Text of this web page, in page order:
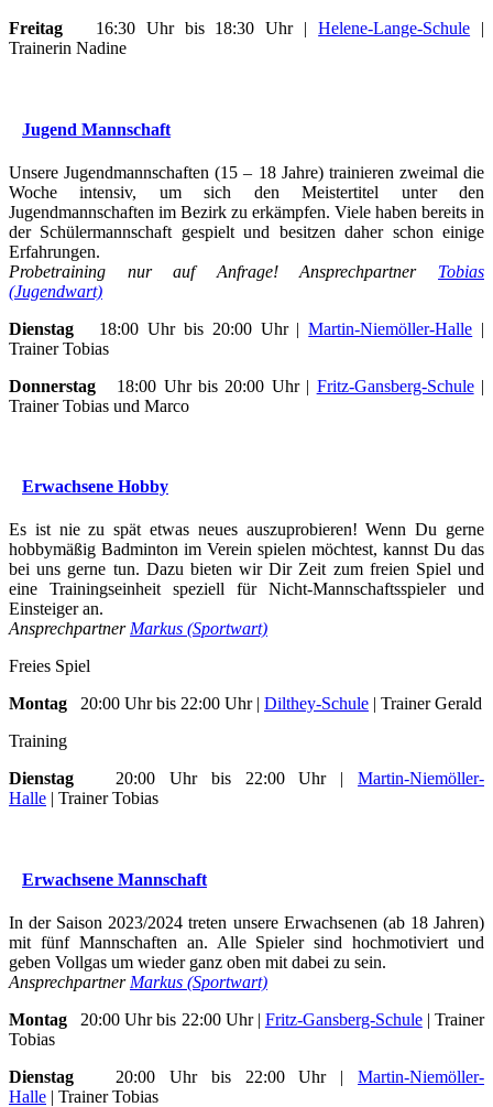
Freitag 16:30 Uhr bis 18:30 Uhr |Helene-Lange-Schule |
Trainerin Nadine
Jugend Mannschaft
Unsere Jugendmannschaften (15 – 18 Jahre) trainieren zweimal die
Woche intensiv, um sich den Meistertitel unter den
Jugendmannschaften im Bezirk zu erkämpfen. Viele haben bereits in
der Schülermannschaft gespielt und besitzen daher schon einige
Erfahrungen.
Probetraining nur auf Anfrage! Ansprechpartner Tobias
(Jugendwart)
Dienstag 18:00 Uhr bis 20:00 Uhr |Martin-Niemöller-Halle |
Trainer Tobias
Donnerstag 18:00 Uhr bis 20:00 Uhr | Fritz-Gansberg-Schule|
Trainer Tobias und Marco
Erwachsene Hobby
Es ist nie zu spät etwas neues auszuprobieren! Wenn Du gerne
hobbymäßig Badminton im Verein spielen möchtest, kannst Du das
bei uns gerne tun. Dazu bieten wir Dir Zeit zum freien Spiel und
eine Trainingseinheit speziell für Nicht-Mannschaftsspieler und
Einsteiger an.
AnsprechpartnerMarkus (Sportwart)
Freies Spiel
Montag 20:00 Uhr bis 22:00 Uhr | Dilthey-Schule | Trainer Gerald
Training
Dienstag20:00 Uhr bis 22:00 Uhr |Martin-Niemöller-
Halle | Trainer Tobias
Erwachsene Mannschaft
In der Saison 2023/2024 treten unsere Erwachsenen (ab 18 Jahren)
mit fünf Mannschaften an. Alle Spieler sind hochmotiviert und
geben Vollgas um wieder ganz oben mit dabei zu sein.
Ansprechpartner Markus (Sportwart)
Montag 20:00 Uhr bis 22:00 Uhr | Fritz-Gansberg-Schule| Trainer
Tobias
Dienstag 20:00 Uhr bis 22:00 Uhr |Martin-Niemöller-
Halle | Trainer Tobias